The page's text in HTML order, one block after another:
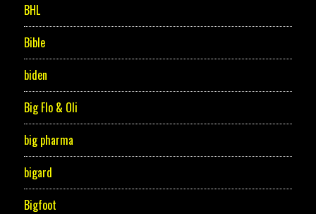
BHL
Bible
biden
Big Flo & Oli
big pharma
bigard
Bigfoot